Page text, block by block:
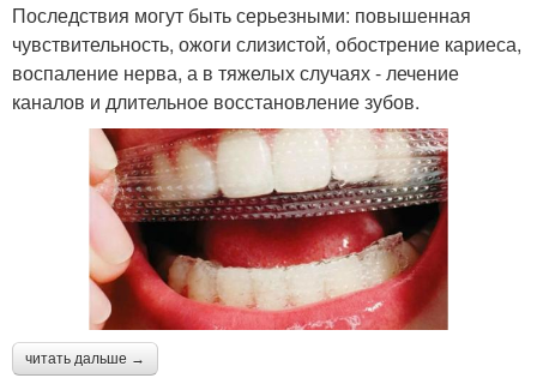
Последствия могут быть серьезными: повышенная
чувствительность, ожоги слизистой, обострение кариеса,
воспаление нерва, а в тяжелых случаях - лечение
каналов и длительное восстановление зубов.
читать дальше →